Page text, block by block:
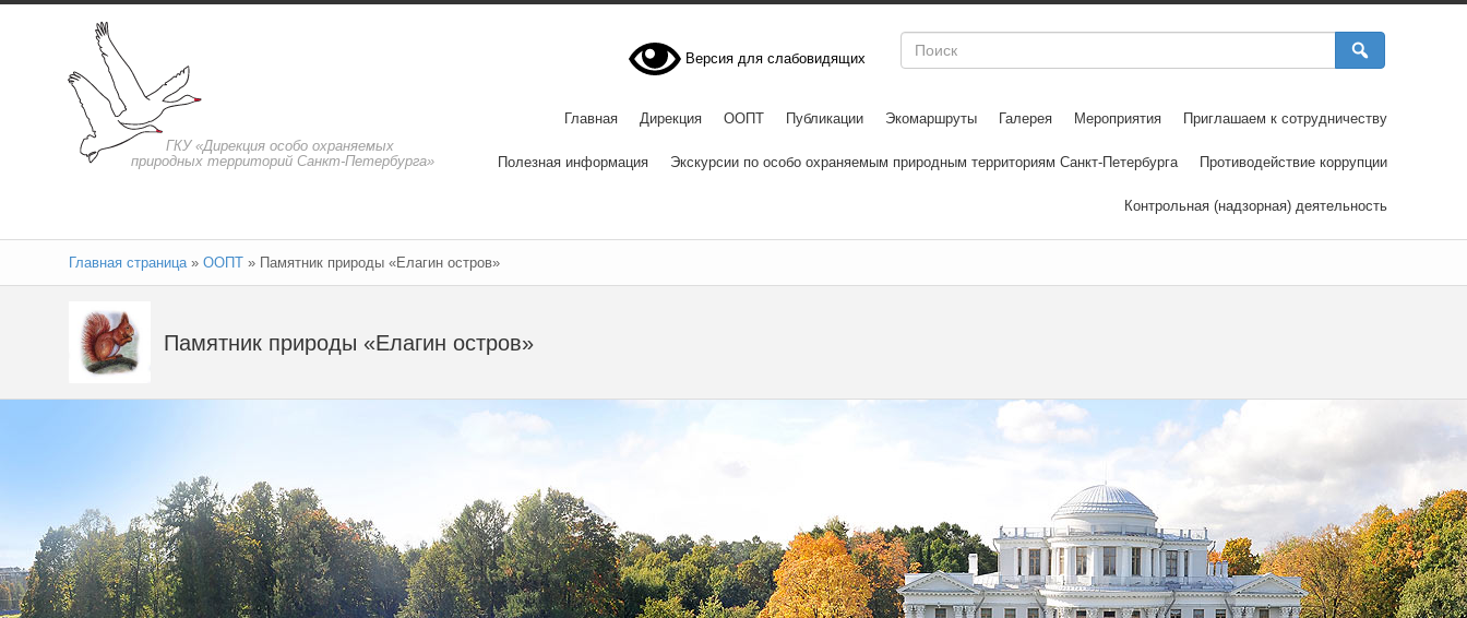
ГКУ «Дирекция особо охраняемых
природных территорий Санкт-Петербурга»
Версия для слабовидящих
Главная Дирекция ООПТ Публикации Экомаршруты Галерея Мероприятия Приглашаем к сотрудничеству
Полезная информация Экскурсии по особо охраняемым природным территориям Санкт-Петербурга Противодействие коррупции
Контрольная (надзорная) деятельность
Главная страница» ООПТ» Памятник природы «Елагин остров»
Памятник природы «Елагин остров»